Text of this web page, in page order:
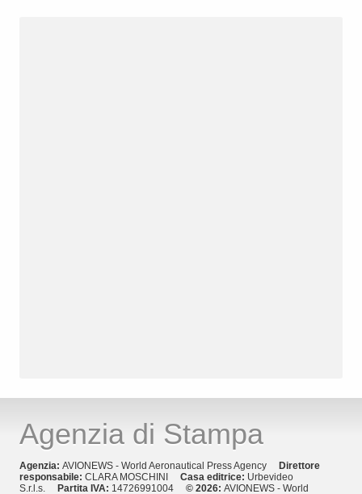
Agenzia di Stampa
Agenzia: AVIONEWS - World Aeronautical Press Agency Direttore
responsabile: CLARA MOSCHINI Casa editrice: Urbevideo
S.r.l.s. Partita IVA: 14726991004 © 2026: AVIONEWS - World